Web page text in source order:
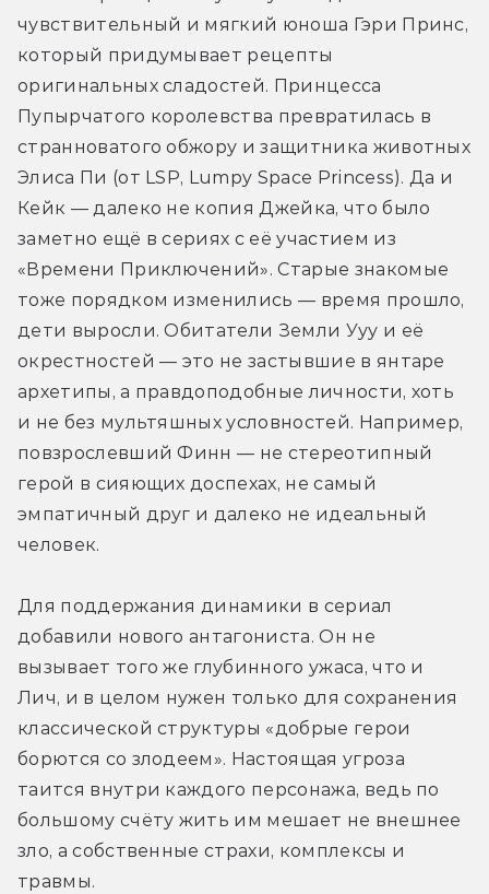
чувствительный и мягкий юноша Гэри Принс,
который придумывает рецепты
оригинальных сладостей. Принцесса
Пупырчатого королевства превратилась в
странноватого обжору и защитника животных
Элиса Пи (от LSP, Lumpy Space Princess). Да и
Кейк — далеко не копия Джейка, что было
заметно ещё в сериях с её участием из
«Времени Приключений». Старые знакомые
тоже порядком изменились — время прошло,
дети выросли. Обитатели Земли Ууу и её
окрестностей — это не застывшие в янтаре
архетипы, а правдоподобные личности, хоть
и не без мультяшных условностей. Например,
повзрослевший Финн — не стереотипный
герой в сияющих доспехах, не самый
эмпатичный друг и далеко не идеальный
человек.
Для поддержания динамики в сериал
добавили нового антагониста. Он не
вызывает того же глубинного ужаса, что и
Лич, и в целом нужен только для сохранения
классической структуры «добрые герои
борются со злодеем». Настоящая угроза
таится внутри каждого персонажа, ведь по
большому счёту жить им мешает не внешнее
зло, а собственные страхи, комплексы и
травмы.